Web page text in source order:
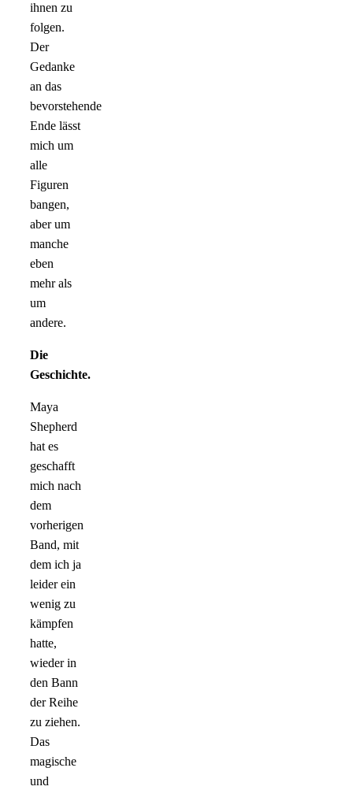
ihnen zu
folgen.
Der
Gedanke
an das
bevorstehende
Ende lässt
mich um
alle
Figuren
bangen,
aber um
manche
eben
mehr als
um
andere.
Die
Geschichte.
Maya
Shepherd
hat es
geschafft
mich nach
dem
vorherigen
Band, mit
dem ich ja
leider ein
wenig zu
kämpfen
hatte,
wieder in
den Bann
der Reihe
zu ziehen.
Das
magische
und